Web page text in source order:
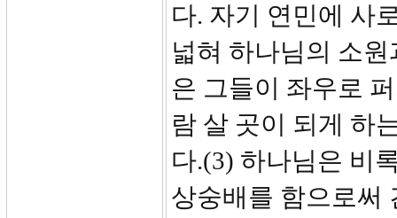
다. 자기 연민에 사
넓혀 하나님의 소
은 그들이 좌우로
람 살 곳이 되게 하
다.(3) 하나님은 비
상숭배를 함으로써